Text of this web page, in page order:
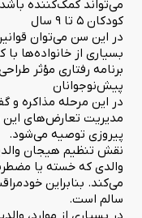
می‌تواند کمک‌کننده
کودکان ۵ تا ۹ سال
در این سن می‌توان
بسیاری از خانواده‌ها
برنامه رفتاری مؤثر
پیش‌نوجوانان
در این مرحله مذاکره و
مدیریت تعارض‌های این
پیروزی توصیه می‌شود.
نقش تنظیم هیجان
والدی که خسته یا
می‌کند. بنابراین
سالم است.